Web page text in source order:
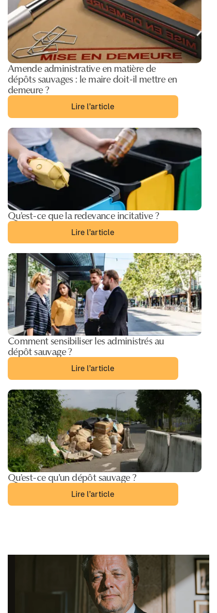
Amende administrative en matière de
dépôts sauvages : le maire doit-il mettre en
demeure ?
Lire l’article
Qu’est-ce que la redevance incitative ?
Lire l’article
Comment sensibiliser les administrés au
dépôt sauvage ?
Lire l’article
Qu’est-ce qu'un dépôt sauvage ?
Lire l’article